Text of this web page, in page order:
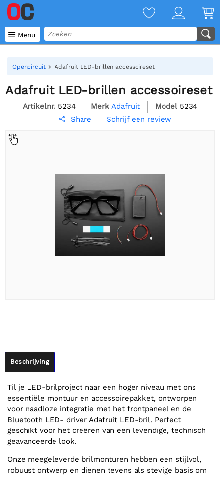
 Menu
Opencircuit Adafruit LED-brillen accessoireset
Adafruit LED-brillen accessoireset
Artikelnr. 5234 Merk Adafruit Model 5234
 Share Schrijf een review
Beschrijving
Til je LED-brilproject naar een hoger niveau met ons
essentiële montuur en accessoirepakket, ontworpen
voor naadloze integratie met het frontpaneel en de
Bluetooth LED- driver Adafruit LED-bril. Perfect
geschikt voor het creëren van een levendige, technisch
geavanceerde look.
Onze meegeleverde brilmonturen hebben een stijlvol,
robuust ontwerp en dienen tevens als stevige basis om